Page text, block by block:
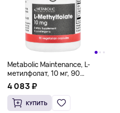
Metabolic Maintenance, L-
метилфолат, 10 мг, 90
вегетарианских капсул
4 083 ₽
КУПИТЬ